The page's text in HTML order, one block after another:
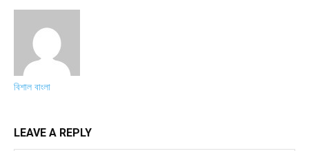
বিশাল বাংলা
LEAVE A REPLY